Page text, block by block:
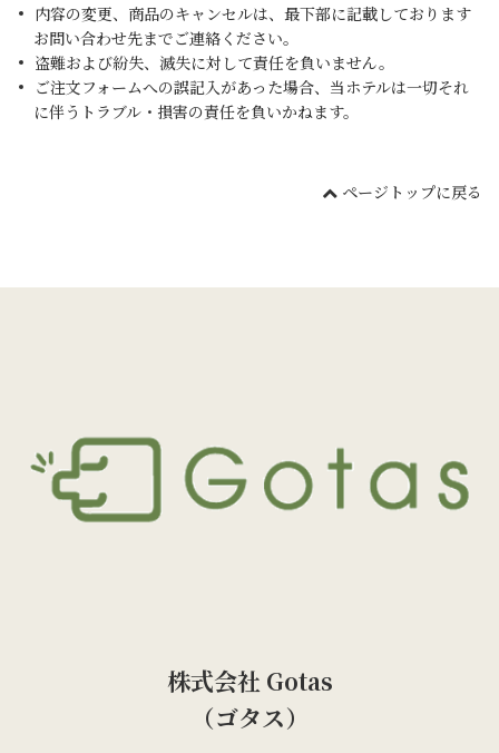
内容の変更、商品のキャンセルは、最下部に記載しております
お問い合わせ先までご連絡ください。
盗難および紛失、滅失に対して責任を負いません。
ご注文フォームへの誤記入があった場合、当ホテルは一切それ
に伴うトラブル・損害の責任を負いかねます。
ページトップに戻る
株式会社 Gotas
（ゴタス）